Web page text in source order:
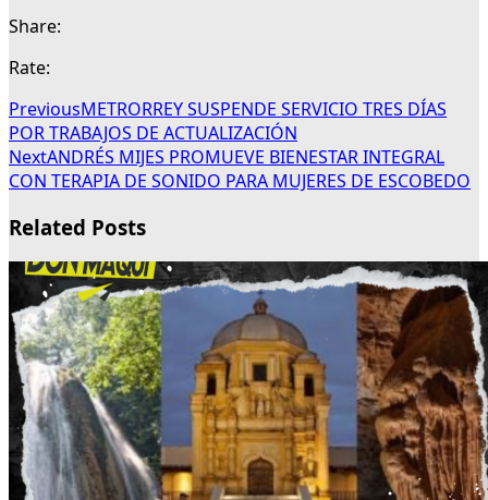
Share:
Rate:
PreviousMETRORREY SUSPENDE SERVICIO TRES DÍAS
POR TRABAJOS DE ACTUALIZACIÓN
NextANDRÉS MIJES PROMUEVE BIENESTAR INTEGRAL
CON TERAPIA DE SONIDO PARA MUJERES DE ESCOBEDO
Related Posts